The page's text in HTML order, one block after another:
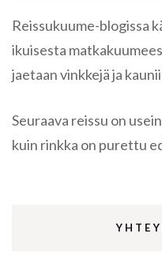
Reissukuume-blogissa
ikuisesta
jaetaan vinkkejä ja
Seuraava reissu on
kuin rinkka on purettu